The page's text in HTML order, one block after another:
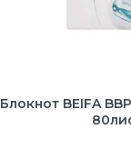
Блокнот BEIFA